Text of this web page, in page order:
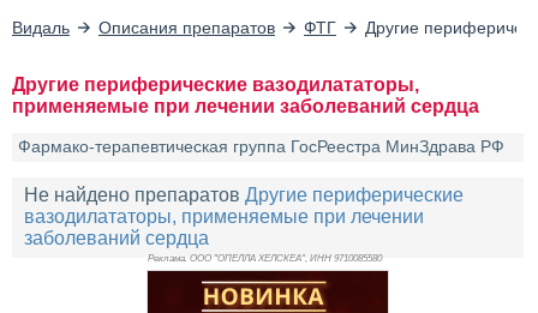
Видаль Описания препаратов ФТГ Другие
Другие периферические вазодилататоры,
применяемые при лечении заболеваний сердца
Фармако-терапевтическая группа ГосРеестра МинЗдрава РФ
Не найдено препаратов Другие периферические
вазодилататоры, применяемые при лечении
заболеваний сердца
Реклама. ООО "ОПЕЛЛА ХЕЛСКЕА", ИНН 9710085580